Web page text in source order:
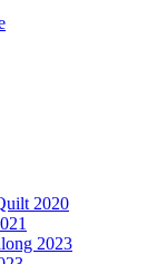
2020
2023